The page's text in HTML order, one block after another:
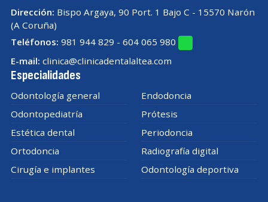
Dirección: Bispo Argaya, 90 Port. 1 Bajo C - 15570 Narón
(A Coruña)
Teléfonos: 981 944 829 - 604 065 980
E-mail: clinica@clinicadentalaltea.com
Especialidades
Odontología general
Endodoncia
Odontopediatría
Prótesis
Estética dental
Periodoncia
Ortodoncia
Radiografía digital
Cirugía e implantes
Odontología deportiva